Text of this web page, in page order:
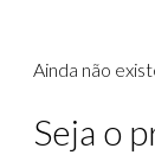
Ainda não
Seja o